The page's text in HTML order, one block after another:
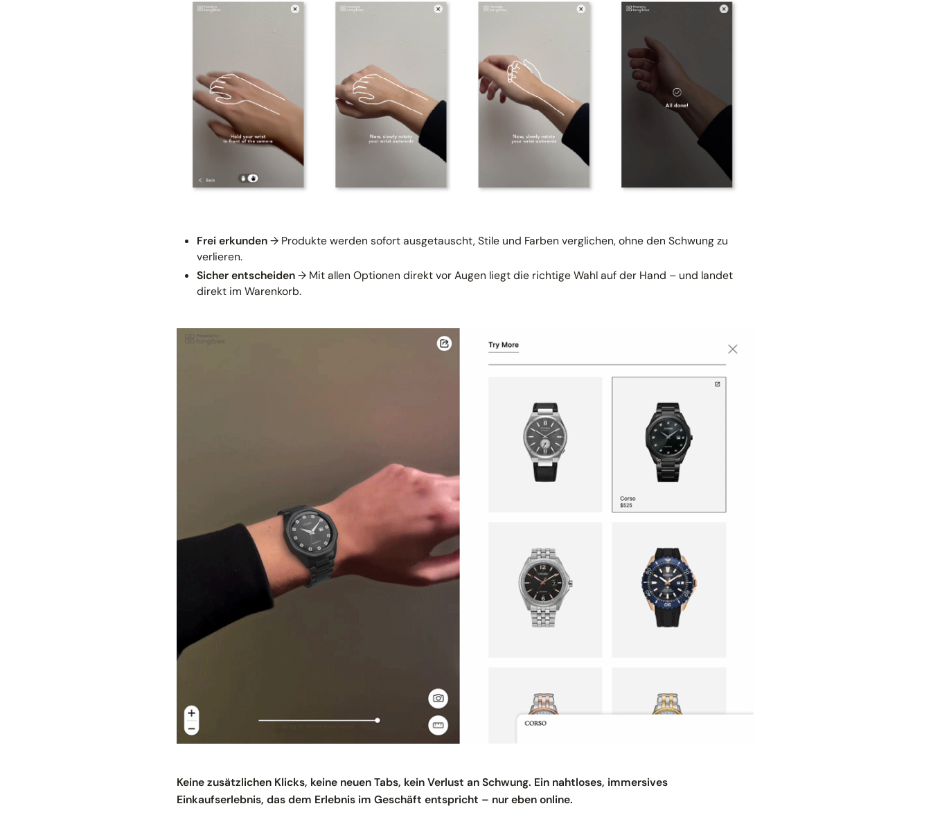
Frei erkunden→ Produkte werden sofort ausgetauscht, Stile und Farben verglichen, ohne den Schwung zu
verlieren.
Sicher entscheiden→ Mit allen Optionen direkt vor Augen liegt die richtige Wahl auf der Hand – und landet
direkt im Warenkorb.
Keine zusätzlichen Klicks, keine neuen Tabs, kein Verlust an Schwung. Ein nahtloses, immersives
Einkaufserlebnis, das dem Erlebnis im Geschäft entspricht – nur eben online.